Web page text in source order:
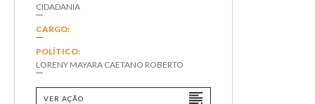
CIDADANIA
CARGO:
POLÍTICO:
LORENY MAYARA CAETANO ROBERTO
VER AÇÃO